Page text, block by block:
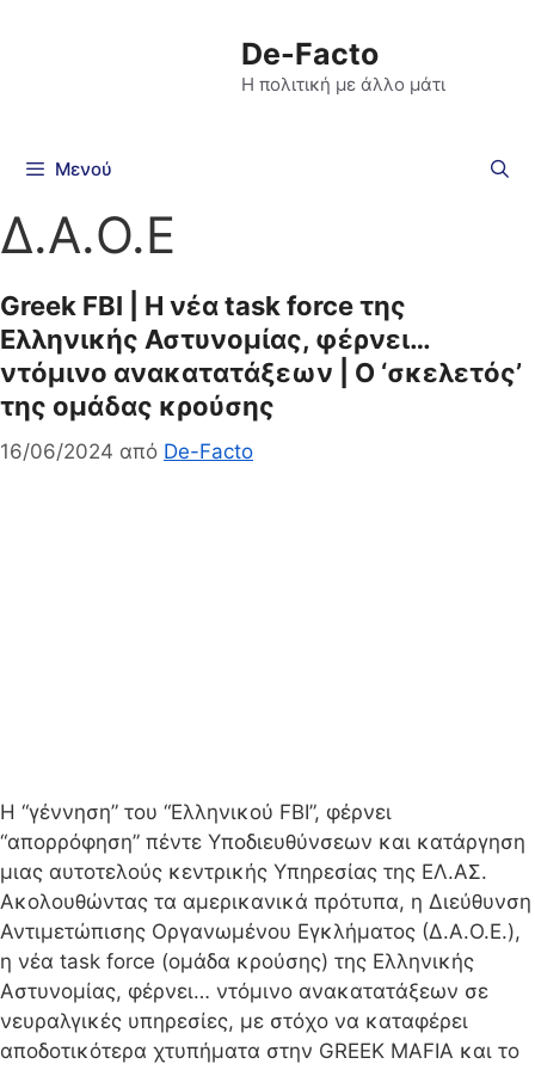
De-Facto
Η πολιτική με άλλο μάτι
Μενού
Δ.Α.Ο.Ε
Greek FBI | Η νέα task force της
Ελληνικής Αστυνομίας, φέρνει…
ντόμινο ανακατατάξεων | Ο ‘σκελετός’
της ομάδας κρούσης
16/06/2024 από De-Facto
Η “γέννηση” του “Ελληνικού FBI”, φέρνει
“απορρόφηση” πέντε Υποδιευθύνσεων και κατάργηση
μιας αυτοτελούς κεντρικής Υπηρεσίας της ΕΛ.ΑΣ.
Ακολουθώντας τα αμερικανικά πρότυπα, η Διεύθυνση
Αντιμετώπισης Οργανωμένου Εγκλήματος (Δ.Α.Ο.Ε.),
η νέα task force (ομάδα κρούσης) της Ελληνικής
Αστυνομίας, φέρνει… ντόμινο ανακατατάξεων σε
νευραλγικές υπηρεσίες, με στόχο να καταφέρει
αποδοτικότερα χτυπήματα στην GREEK MAFIA και το